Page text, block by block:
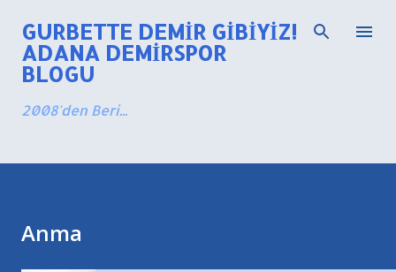
Ana içeriğe atla
GURBETTE DEMIR GIBIYIZ!
ADANA DEMIRSPOR
BLOGU
2008'den Beri...
Anma